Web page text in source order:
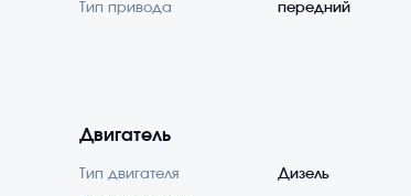
Тип привода передний
Двигатель
Тип двигателя Дизель